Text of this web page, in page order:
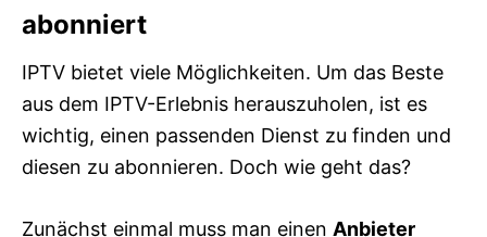
abonniert
IPTV bietet viele Möglichkeiten. Um das Beste
aus dem IPTV-Erlebnis herauszuholen, ist es
wichtig, einen passenden Dienst zu finden und
diesen zu abonnieren. Doch wie geht das?
Zunächst einmal muss man einen Anbieter